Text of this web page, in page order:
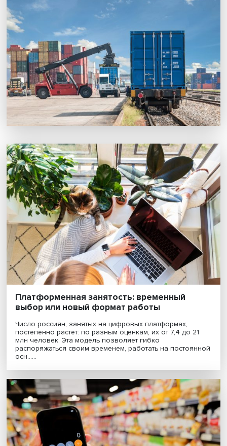
Платформенная занятость: временный
выбор или новый формат работы
Число россиян, занятых на цифровых платформах,
постепенно растет: по разным оценкам, их от 7,4 до
млн человек. Эта модель позволяет гибко
распоряжаться своим временем, работать на
осн......